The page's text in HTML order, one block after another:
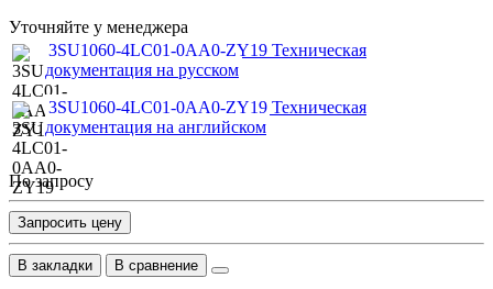
Уточняйте у менеджера
3SU1060-4LC01-0AA0-ZY19 Техническая
документация на русском
3SU1060-4LC01-0AA0-ZY19 Техническая
документация на английском
По запросу
Запросить цену
В закладки В сравнение